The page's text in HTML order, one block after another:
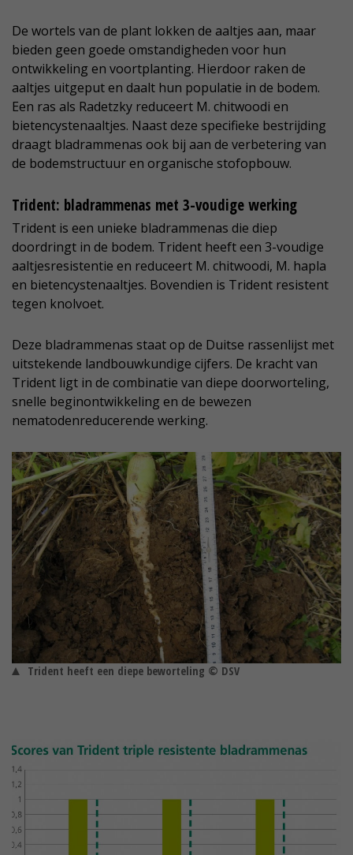
De wortels van de plant lokken de aaltjes aan, maar
bieden geen goede omstandigheden voor hun
ontwikkeling en voortplanting. Hierdoor raken de
aaltjes uitgeput en daalt hun populatie in de bodem.
Een ras als Radetzky reduceert M. chitwoodi en
bietencystenaaltjes. Naast deze specifieke bestrijding
draagt bladrammenas ook bij aan de verbetering van
de bodemstructuur en organische stofopbouw.
Trident: bladrammenas met 3-voudige werking
Trident is een unieke bladrammenas die diep
doordringt in de bodem. Trident heeft een 3-voudige
aaltjesresistentie en reduceert M. chitwoodi, M. hapla
en bietencystenaaltjes. Bovendien is Trident resistent
tegen knolvoet.
Deze bladrammenas staat op de Duitse rassenlijst met
uitstekende landbouwkundige cijfers. De kracht van
Trident ligt in de combinatie van diepe doorworteling,
snelle beginontwikkeling en de bewezen
nematodenreducerende werking.
Trident heeft een diepe beworteling © DSV